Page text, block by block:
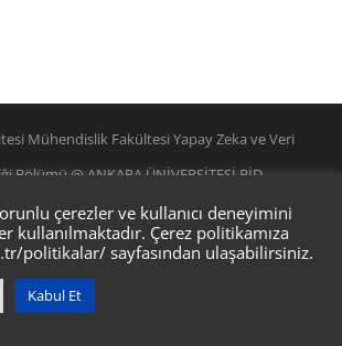
Mühendislik Fakültesi Yapay Zeka ve Veri
Bölümü @ ANKARA ÜNİVERSİTESİ BİD
çerezler ve kullanıcı deneyimini
kullanılmaktadır. Çerez politikamıza
politikalar/ sayfasından ulaşabilirsiniz.
Kabul Et